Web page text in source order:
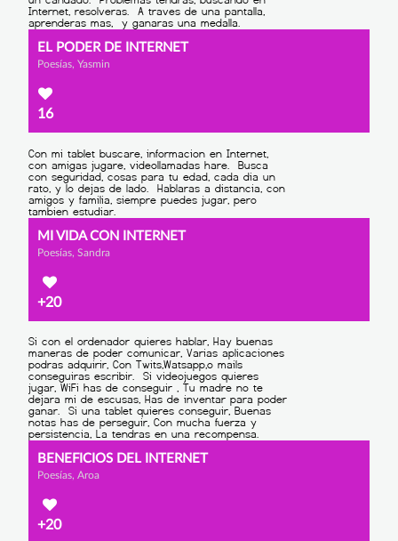
EL PODER DE INTERNET
Poesías, Yasmin
16
MI VIDA CON INTERNET
Poesías, Sandra
+20
BENEFICIOS DEL INTERNET
Poesías, Aroa
+20